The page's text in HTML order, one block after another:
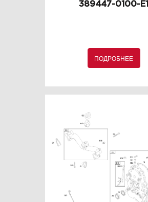
389447-0100-E1
ПОДРОБНЕЕ